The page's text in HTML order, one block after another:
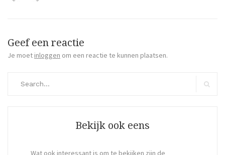
Geef een reactie
Je moet inloggen om een reactie te kunnen plaatsen.
Bekijk ook eens
Wat ook interessant is om te bekijken zijn de